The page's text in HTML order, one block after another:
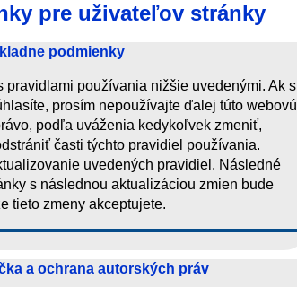
pre uživateľov stránky
podmienky
pravidlami používania nižšie uvedenými. Ak s
prosím nepoužívajte ďalej túto webovú
podľa uváženia kedykoľvek zmeniť,
časti týchto pravidiel používania.
uvedených pravidiel. Následné
s následnou aktualizáciou zmien bude
tieto zmeny akceptujete.
a ochrana autorských práv